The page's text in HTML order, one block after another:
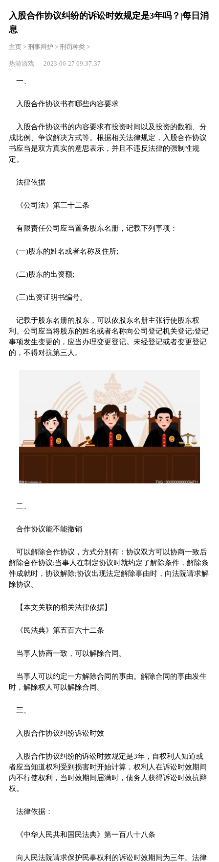
入股合作协议纠纷的诉讼时效规定是3年吗？|每日消
息
主页> 刑事辩护 > 刑罚种类>
热游游戏 2023-06-27 09:37:37
一、
入股合作协议书有哪些内容要求
入股合作协议书的内容要求有投资时间以及投资的数额、分
成比例、争议解决方式等。根据相关法律规定，入股合作协议
书应当是双方真实的意思表示，并且不违反法律的强制性规
定。
法律依据
《公司法》第三十二条
有限责任公司应当置备股东名册，记载下列事项：
(一)股东的姓名或者名称及住所;
(二)股东的出资额;
(三)出资证明书编号。
记载于股东名册的股东，可以依股东名册主张行使股东权
利。公司应当将股东的姓名或者名称向公司登记机关登记;登记
事项发生变更的，应当办理变更登记。未经登记或者变更登记
的，不得对抗第三人。
二、
合作协议能不能撤销
可以解除合作协议，方式分别有：协议双方可以协商一致后
解除合作协议;当事人在制定协议时就约定了解除条件，解除条
件成就时，协议解除;协议出现法定解除事由时，向法院请求解
除协议。
【本文关联的相关法律依据】
《民法典》第五百六十二条
当事人协商一致，可以解除合同。
当事人可以约定一方解除合同的事由。解除合同的事由发生
时，解除权人可以解除合同。
三、
入股合作协议纠纷诉讼时效
入股合作协议纠纷的诉讼时效规定是3年，自权利人知道或
者应当知道权利受到损害时开始计算，权利人在诉讼时效期间
内不行使权利，当时效期间届满时，债务人获得诉讼时效抗辩
权。
法律依据：
《中华人民共和国民法典》第一百八十八条
向人民法院请求保护民事权利的诉讼时效期间为三年。法律